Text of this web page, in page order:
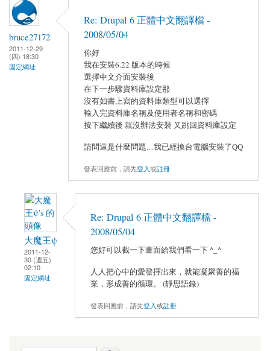
bruce27172
2011-12-29
(四) 18:30
固定網址
Re: Drupal 6 正體中文翻譯檔 -
2008/05/04
你好
我在安裝6.22 版本的時候
選擇中文介面安裝後
在下一步驟資料庫設定那
沒有如書上寫的資料庫類型可以選擇
輸入完資料庫名稱及使用者名稱和密碼
按下繼續後 就沒辦法安裝 又跳回資料庫設定
請問這是什麼問題....我已經換台電腦安裝了QQ
發表回應前，請先登入或註冊
大魔王ψ
2011-12-
30 (週五)
02:10
固定網址
Re: Drupal 6 正體中文翻譯檔 -
2008/05/04
您好可以截一下畫面給我們看一下 ^_^
人人把心中的愛發揮出來，就能凝聚善的福
業，形成善的循環。 (靜思語錄)
發表回應前，請先登入或註冊